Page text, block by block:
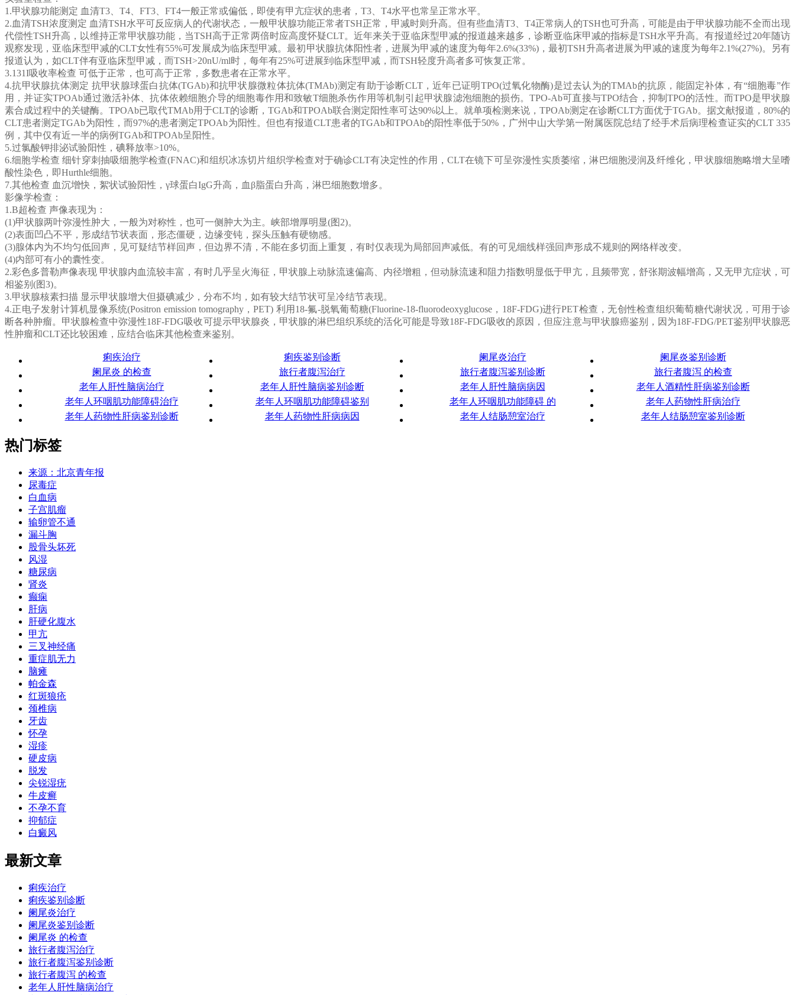
1.甲状腺功能测定 血清T3、T4、FT3、FT4一般正常或偏低，即使有甲亢症状的患者，T3、T4水平也常呈正常水平。
2.血清TSH浓度测定 血清TSH水平可反应病人的代谢状态，一般甲状腺功能正常者TSH正常，甲减时则升高。但有些血清T3、T4正常病人的TSH也可升高，可能是由于甲状腺功能不全而出现
代偿性TSH升高，以维持正常甲状腺功能，当TSH高于正常两倍时应高度怀疑CLT。近年来关于亚临床型甲减的报道越来越多，诊断亚临床甲减的指标是TSH水平升高。有报道经过20年随访
观察发现，亚临床型甲减的CLT女性有55%可发展成为临床型甲减。最初甲状腺抗体阳性者，进展为甲减的速度为每年2.6%(33%)，最初TSH升高者进展为甲减的速度为每年2.1%(27%)。另有
报道认为，如CLT伴有亚临床型甲减，而TSH>20nU/ml时，每年有25%可进展到临床型甲减，而TSH轻度升高者多可恢复正常。
3.131I吸收率检查 可低于正常，也可高于正常，多数患者在正常水平。
4.抗甲状腺抗体测定 抗甲状腺球蛋白抗体(TGAb)和抗甲状腺微粒体抗体(TMAb)测定有助于诊断CLT，近年已证明TPO(过氧化物酶)是过去认为的TMAb的抗原，能固定补体，有“细胞毒”作
用，并证实TPOAb通过激活补体、抗体依赖细胞介导的细胞毒作用和致敏T细胞杀伤作用等机制引起甲状腺滤泡细胞的损伤。TPO-Ab可直接与TPO结合，抑制TPO的活性。而TPO是甲状腺
素合成过程中的关键酶。TPOAb已取代TMAb用于CLT的诊断，TGAb和TPOAb联合测定阳性率可达90%以上。就单项检测来说，TPOAb测定在诊断CLT方面优于TGAb。据文献报道，80%的
CLT患者测定TGAb为阳性，而97%的患者测定TPOAb为阳性。但也有报道CLT患者的TGAb和TPOAb的阳性率低于50%，广州中山大学第一附属医院总结了经手术后病理检查证实的CLT 335
例，其中仅有近一半的病例TGAb和TPOAb呈阳性。
5.过氯酸钾排泌试验阳性，碘释放率>10%。
6.细胞学检查 细针穿刺抽吸细胞学检查(FNAC)和组织冰冻切片组织学检查对于确诊CLT有决定性的作用，CLT在镜下可呈弥漫性实质萎缩，淋巴细胞浸润及纤维化，甲状腺细胞略增大呈嗜
酸性染色，即Hurthle细胞。
7.其他检查 血沉增快，絮状试验阳性，γ球蛋白IgG升高，血β脂蛋白升高，淋巴细胞数增多。
影像学检查：
1.B超检查 声像表现为：
(1)甲状腺两叶弥漫性肿大，一般为对称性，也可一侧肿大为主。峡部增厚明显(图2)。
(2)表面凹凸不平，形成结节状表面，形态僵硬，边缘变钝，探头压触有硬物感。
(3)腺体内为不均匀低回声，见可疑结节样回声，但边界不清，不能在多切面上重复，有时仅表现为局部回声减低。有的可见细线样强回声形成不规则的网络样改变。
(4)内部可有小的囊性变。
2.彩色多普勒声像表现 甲状腺内血流较丰富，有时几乎呈火海征，甲状腺上动脉流速偏高、内径增粗，但动脉流速和阻力指数明显低于甲亢，且频带宽，舒张期波幅增高，又无甲亢症状，可
相鉴别(图3)。
3.甲状腺核素扫描 显示甲状腺增大但摄碘减少，分布不均，如有较大结节状可呈冷结节表现。
4.正电子发射计算机显像系统(Positron emission tomography，PET) 利用18-氟-脱氧葡萄糖(Fluorine-18-fluorodeoxyglucose，18F-FDG)进行PET检查，无创性检查组织葡萄糖代谢状况，可用于诊
断各种肿瘤。甲状腺检查中弥漫性18F-FDG吸收可提示甲状腺炎，甲状腺的淋巴组织系统的活化可能是导致18F-FDG吸收的原因，但应注意与甲状腺癌鉴别，因为18F-FDG/PET鉴别甲状腺恶
性肿瘤和CLT还比较困难，应结合临床其他检查来鉴别。
痢疾治疗 痢疾鉴别诊断 阑尾炎治疗
阑尾炎鉴别诊断
阑尾炎 的检查
旅行者腹泻治疗 旅行者腹泻鉴别诊断
旅行者腹泻 的检查
老年人肝性脑病治疗
老年人肝性脑病鉴别诊断 老年人肝性脑病病因
老年人酒精性肝病鉴别诊断
老年人环咽肌功能障碍治疗
老年人环咽肌功能障碍鉴别 老年人环咽肌功能障碍 的
老年人药物性肝病治疗
老年人药物性肝病鉴别诊断
老年人药物性肝病病因 老年人结肠憩室治疗 老年人结肠憩室鉴别诊断
热门标签
来源：北京青年报
尿毒症
白血病
子宫肌瘤
输卵管不通
漏斗胸
股骨头坏死
风湿
糖尿病
肾炎
癫痫
肝病
肝硬化腹水
甲亢
三叉神经痛
重症肌无力
脑瘫
帕金森
红斑狼疮
颈椎病
牙齿
怀孕
湿疹
硬皮病
脱发
尖锐湿疣
牛皮癣
不孕不育
抑郁症
白癜风
最新文章
痢疾治疗
痢疾鉴别诊断
阑尾炎治疗
阑尾炎鉴别诊断
阑尾炎 的检查
旅行者腹泻治疗
旅行者腹泻鉴别诊断
旅行者腹泻 的检查
老年人肝性脑病治疗